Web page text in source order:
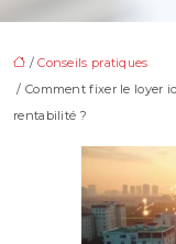
/Conseils pratiques
/ Comment fixer le loyer
rentabilité ?